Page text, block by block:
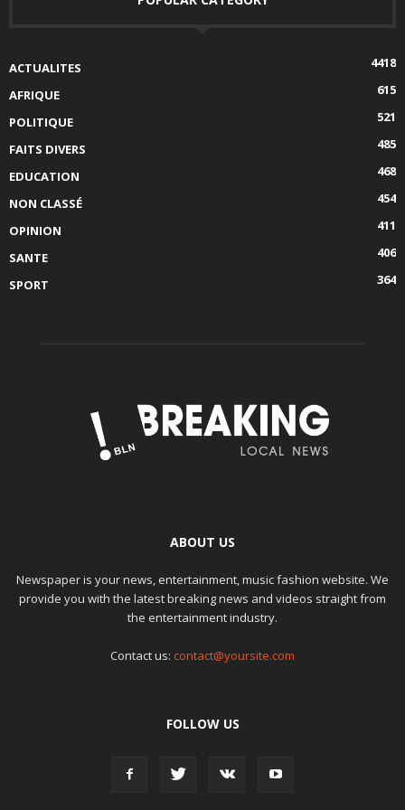
ACTUALITES
4418
AFRIQUE
615
POLITIQUE
521
FAITS DIVERS
485
EDUCATION
468
NON CLASSÉ
454
OPINION
411
SANTE
406
SPORT
364
ABOUT US
Newspaper is your news, entertainment, music fashion website. We
provide you with the latest breaking news and videos straight from
the entertainment industry.
Contact us: contact@yoursite.com
FOLLOW US